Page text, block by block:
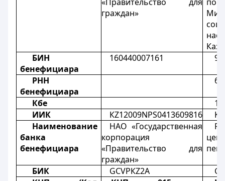
граждан»
БИН
бенефициара
160440007161
РНН
бенефициара
Кбе
11
ИИК
КZ12009NPS0413609816
Наименование
банка
бенефициара
НАО «Государственная
корпорация
«Правительство для
граждан»
БИК GCVPКZ2А